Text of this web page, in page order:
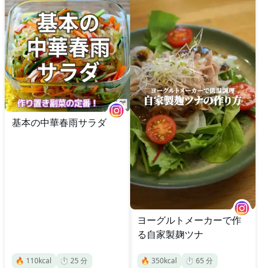
基本の中華春雨サラダ
🔥 110kcal ⏱️ 25 分
ヨーグルトメーカーで作
る自家製麹ツナ
🔥 350kcal ⏱️ 65 分